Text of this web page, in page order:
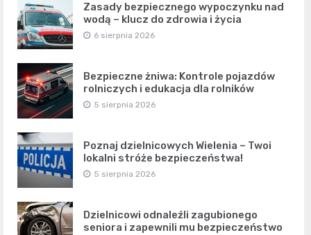
Zasady bezpiecznego wypoczynku nad
wodą – klucz do zdrowia i życia
6 sierpnia 2026
Bezpieczne żniwa: Kontrole pojazdów
rolniczych i edukacja dla rolników
5 sierpnia 2026
Poznaj dzielnicowych Wielenia – Twoi
lokalni stróże bezpieczeństwa!
5 sierpnia 2026
Dzielnicowi odnaleźli zagubionego
seniora i zapewnili mu bezpieczeństwo